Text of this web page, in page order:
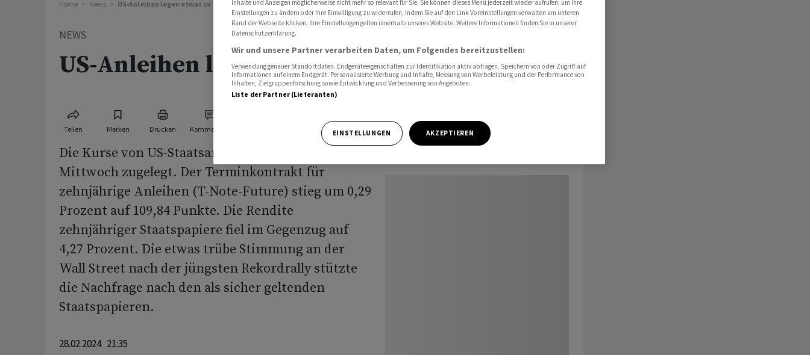
Home News US-Anleihen legen etwas zu
NEWS
US-Anleihen legen etwas zu
Teilen Merken Drucken Kommentare
Die Kurse von US-Staatsanleihen haben am
Mittwoch zugelegt. Der Terminkontrakt für
zehnjährige Anleihen (T-Note-Future) stieg um 0,29
Prozent auf 109,84 Punkte. Die Rendite
zehnjähriger Staatspapiere fiel im Gegenzug auf
4,27 Prozent. Die etwas trübe Stimmung an der
Wall Street nach der jüngsten Rekordrally stützte
die Nachfrage nach den als sicher geltenden
Staatspapieren.
28.02.2024 21:35
Inhalte und Anzeigen möglicherweise nicht mehr so relevant für Sie. Sie können dieses Menü jederzeit wieder aufrufen, um Ihre
Einstellungen zu ändern oder Ihre Einwilligung zu widerrufen, indem Sie auf den Link Voreinstellungen verwalten am unteren
Rand der Webseite klicken. Ihre Einstellungen gelten innerhalb unseres Website. Weitere Informationen finden Sie in unserer
Datenschutzerklärung.
Wir und unsere Partner verarbeiten Daten, um Folgendes bereitzustellen:
Verwendung genauer Standortdaten. Endgeräteeigenschaften zur Identifikation aktiv abfragen. Speichern von oder Zugriff auf
Informationen auf einem Endgerät. Personalisierte Werbung und Inhalte, Messung von Werbeleistung und der Performance von
Inhalten, Zielgruppenforschung sowie Entwicklung und Verbesserung von Angeboten.
Liste der Partner (Lieferanten)
EINSTELLUNGEN AKZEPTIEREN